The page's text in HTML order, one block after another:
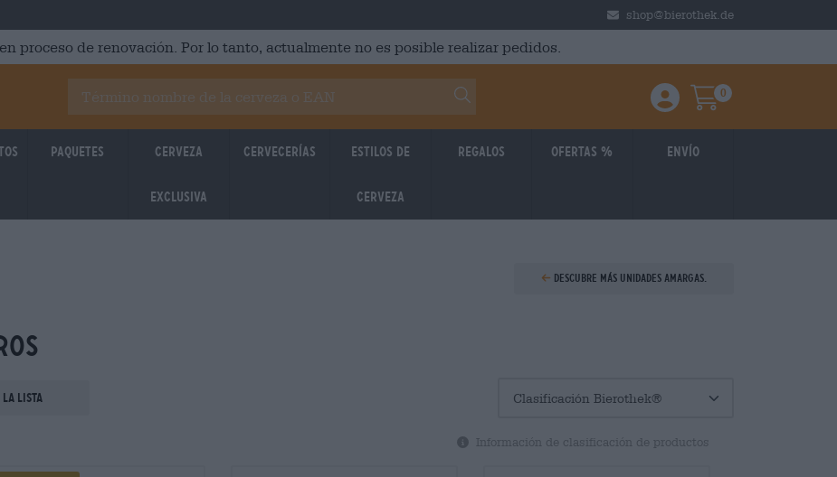
shop@bierothek.de
proceso de renovación. Por lo tanto, actualmente no es posible realizar pedidos.
Einloggen / Anmelden
Warenkorb
0
Paquetes Cerveza
Exclusiva
Cervecerías Estilos de
cerveza
Regalos Ofertas % Envío
Descubre más unidades amargas.
la lista
Información de clasificación de productos